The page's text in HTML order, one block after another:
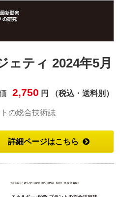
ティ 2024年5月
2,750 円 （税込・送料別）
の総合技術誌
詳細ページはこちら